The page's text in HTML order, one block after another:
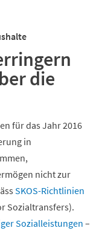
die
für das Jahr 2016
in
nicht zur
SKOS-Richtlinien
Sozialtransfers).
Sozialleistungen –